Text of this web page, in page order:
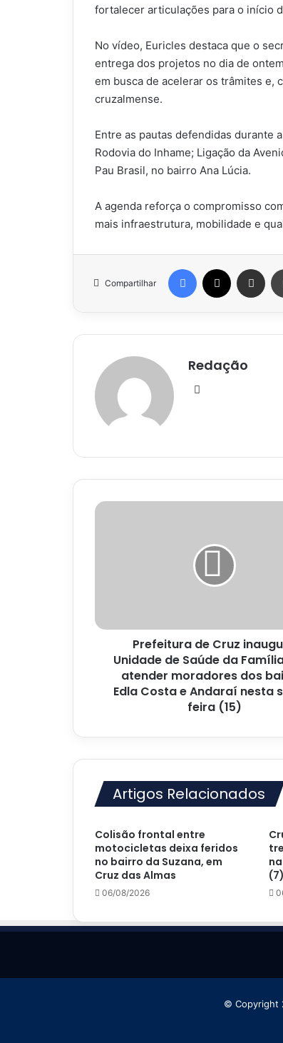
fortalecer articulações para o início
No vídeo, Euricles destaca que o
entrega dos projetos no dia de
em busca de acelerar os trâmites e,
cruzalmense.
Entre as pautas defendidas durante
Rodovia do Inhame; Ligação da
Pau Brasil, no bairro Ana Lúcia.
A agenda reforça o compromisso
mais infraestrutura, mobilidade e
Compartilhar
Facebook Compartilhar via e-mail
Redação
Prefeitura
Família
atender
moradores
Andaraí
sexta-
feira
Prefeitura de Cruz
Unidade de Saúde da
atender moradores dos
Edla Costa e Andaraí nesta
feira (15)
Artigos Relacionados
Colisão frontal entre
motocicletas deixa feridos
no bairro da Suzana, em
Cruz das Almas
06/08/2026
(7)
© Copyright